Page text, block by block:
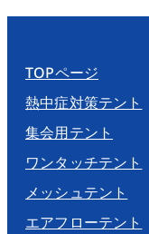
TOPページ
熱中症対策テント
集会用テント
ワンタッチテント
メッシュテント
エアフローテント